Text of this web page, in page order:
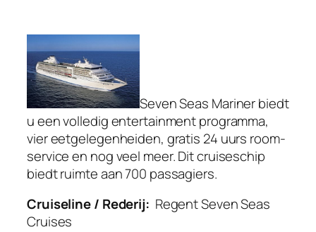
Seven Seas Mariner biedt
u een volledig entertainment programma,
vier eetgelegenheiden, gratis 24 uurs room-
service en nog veel meer. Dit cruiseschip
biedt ruimte aan 700 passagiers.
Cruiseline / Rederij: Regent Seven Seas
Cruises